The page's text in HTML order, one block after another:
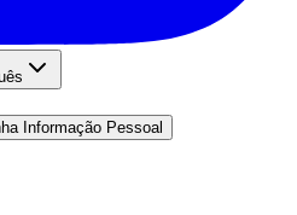
Informação Pessoal